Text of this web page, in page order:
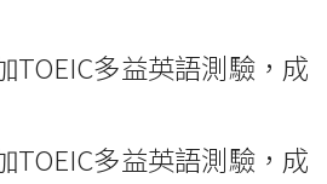
TOEIC多益英語測驗，成
TOEIC多益英語測驗，成